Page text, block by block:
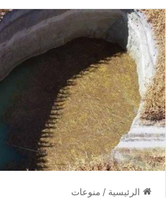
الرئيسية / منوعات